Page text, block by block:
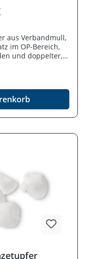
aus Verbandmull,
im OP-Bereich,
und doppelter,